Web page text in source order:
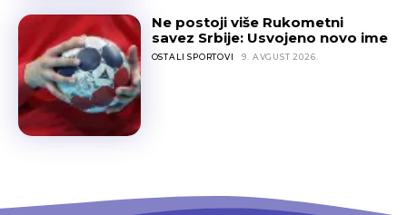
Ne postoji više Rukometni
savez Srbije: Usvojeno novo ime
OSTALI SPORTOVI 9. AVGUST 2026.